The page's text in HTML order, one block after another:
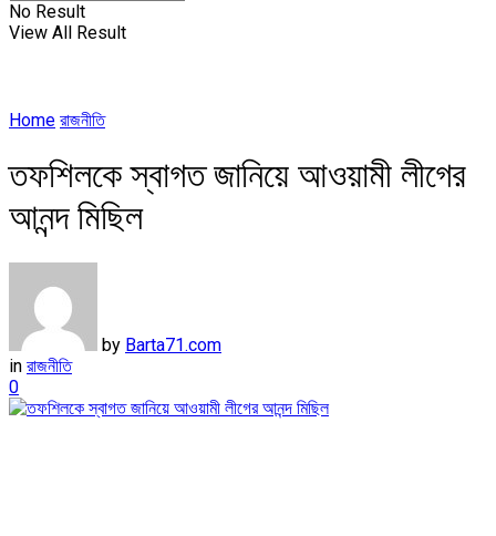
No Result
View All Result
Home রাজনীতি
তফশিলকে স্বাগত জানিয়ে আওয়ামী লীগের
আনন্দ মিছিল
by Barta71.com
in রাজনীতি
0